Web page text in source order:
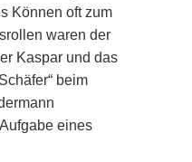
Können oft zum
waren der
Kaspar und das
beim
eines